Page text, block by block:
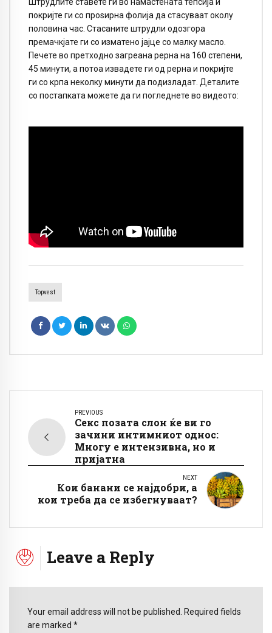
покријте ги со проѕирна фолија да стасуваат околу
половина час. Стасаните штрудли одозгора
премачкјате ги со изматено јајце со малку масло.
Печете во претходно загреана рерна на 160 степени,
45 минути, а потоа извадете ги од рерна и покријте
ги со крпа неколку минути да подизладат. Деталите
со постапката можете да ги погледнете во видеото:
Topvest
PREVIOUS
Секс позата слон ќе ви го
зачини интимниот однос:
Многу е интензивна, но и
пријатна
NEXT
Кои банани се најдобри, а
кои треба да се избегнуваат?
Leave a Reply
Your email address will not be published. Required fields
are marked *